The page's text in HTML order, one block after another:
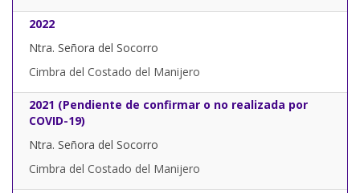
2022
Ntra. Señora del Socorro
Cimbra del Costado del Manijero
2021 (Pendiente de confirmar o no realizada por
COVID-19)
Ntra. Señora del Socorro
Cimbra del Costado del Manijero